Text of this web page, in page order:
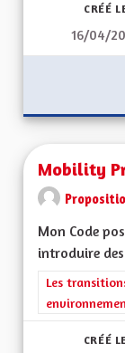
CRÉÉ
16/04/
Mobility
Mon Code
introduire
Filtrer les
Les
CRÉÉ